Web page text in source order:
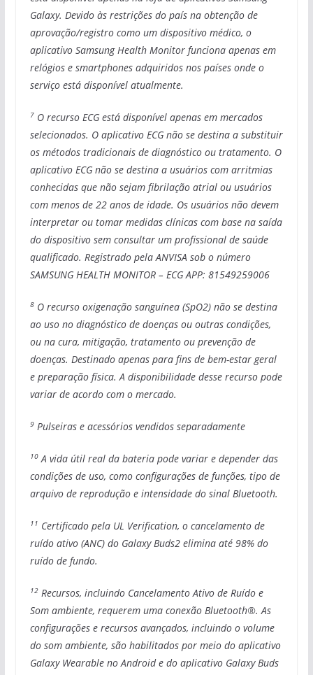
Galaxy. Devido às restrições do país na obtenção de
aprovação/registro como um dispositivo médico, o
aplicativo Samsung Health Monitor funciona apenas em
relógios e smartphones adquiridos nos países onde o
serviço está disponível atualmente.
7O recurso ECG está disponível apenas em mercados
selecionados. O aplicativo ECG não se destina a substituir
os métodos tradicionais de diagnóstico ou tratamento. O
aplicativo ECG não se destina a usuários com arritmias
conhecidas que não sejam fibrilação atrial ou usuários
com menos de 22 anos de idade. Os usuários não devem
interpretar ou tomar medidas clínicas com base na saída
do dispositivo sem consultar um profissional de saúde
qualificado. Registrado pela ANVISA sob o número
SAMSUNG HEALTH MONITOR – ECG APP: 81549259006
8O recurso oxigenação sanguínea (SpO2) não se destina
ao uso no diagnóstico de doenças ou outras condições,
ou na cura, mitigação, tratamento ou prevenção de
doenças. Destinado apenas para fins de bem-estar geral
e preparação física. A disponibilidade desse recurso pode
variar de acordo com o mercado.
9Pulseiras e acessórios vendidos separadamente
10A vida útil real da bateria pode variar e depender das
condições de uso, como configurações de funções, tipo de
arquivo de reprodução e intensidade do sinal Bluetooth.
11 Certificado pela UL Verification, o cancelamento de
ruído ativo (ANC) do Galaxy Buds2 elimina até 98% do
ruído de fundo.
12Recursos, incluindo Cancelamento Ativo de Ruído e
Som ambiente, requerem uma conexão Bluetooth®. As
configurações e recursos avançados, incluindo o volume
do som ambiente, são habilitados por meio do aplicativo
Galaxy Wearable no Android e do aplicativo Galaxy Buds